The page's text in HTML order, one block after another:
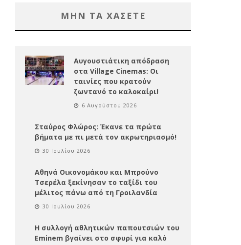
ΜΗΝ ΤΑ ΧΑΣΕΤΕ
Αυγουστιάτικη απόδραση
στα Village Cinemas: Οι
ταινίες που κρατούν
ζωντανό το καλοκαίρι!
6 Αυγούστου 2026
Σταύρος Φλώρος: Έκανε τα πρώτα
βήματα με πι μετά τον ακρωτηριασμό!
30 Ιουλίου 2026
Αθηνά Οικονομάκου και Μπρούνο
Τσερέλα ξεκίνησαν το ταξίδι του
μέλιτος πάνω από τη Γροιλανδία
30 Ιουλίου 2026
Η συλλογή αθλητικών παπουτσιών του
Eminem βγαίνει στο σφυρί για καλό